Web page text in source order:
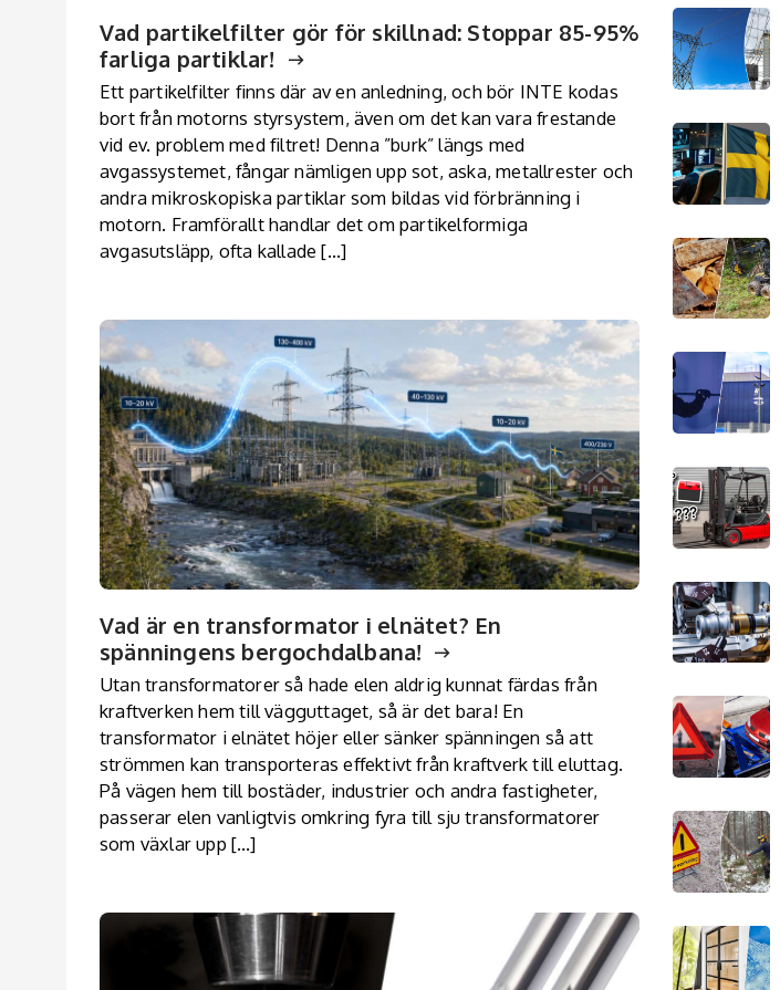
Vad partikelfilter gör för skillnad: Stoppar 85-95%
farliga partiklar!
Ett partikelfilter finns där av en anledning, och bör INTE kodas
bort från motorns styrsystem, även om det kan vara frestande
vid ev. problem med filtret! Denna ”burk” längs med
avgassystemet, fångar nämligen upp sot, aska, metallrester och
andra mikroskopiska partiklar som bildas vid förbränning i
motorn. Framförallt handlar det om partikelformiga
avgasutsläpp, ofta kallade […]
Vad är en transformator i elnätet? En
spänningens bergochdalbana!
Utan transformatorer så hade elen aldrig kunnat färdas från
kraftverken hem till vägguttaget, så är det bara! En
transformator i elnätet höjer eller sänker spänningen så att
strömmen kan transporteras effektivt från kraftverk till eluttag.
På vägen hem till bostäder, industrier och andra fastigheter,
passerar elen vanligtvis omkring fyra till sju transformatorer
som växlar upp […]